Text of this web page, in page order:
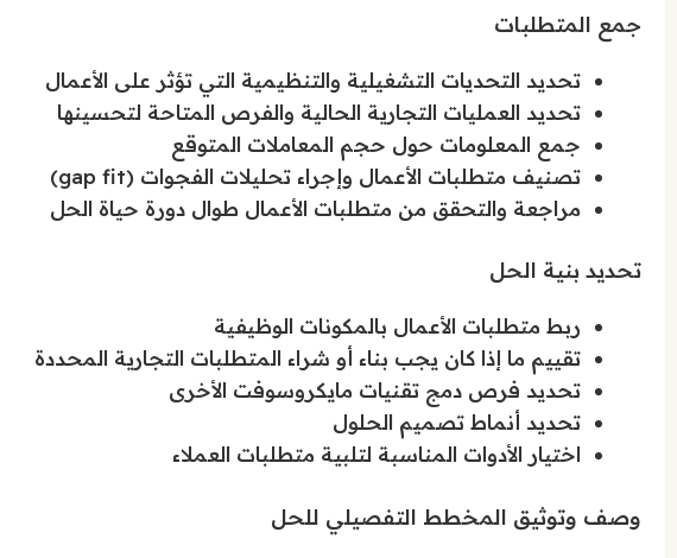
جمع المتطلبات
تحديد التحديات التشغيلية والتنظيمية التي تؤثر على الأعمال
تحديد العمليات التجارية الحالية والفرص المتاحة لتحسينها
جمع المعلومات حول حجم المعاملات المتوقع
تصنيف متطلبات الأعمال وإجراء تحليلات الفجوات (gap fit)
مراجعة والتحقق من متطلبات الأعمال طوال دورة حياة الحل
تحديد بنية الحل
ربط متطلبات الأعمال بالمكونات الوظيفية
تقييم ما إذا كان يجب بناء أو شراء المتطلبات التجارية المحددة
تحديد فرص دمج تقنيات مايكروسوفت الأخرى
تحديد أنماط تصميم الحلول
اختيار الأدوات المناسبة لتلبية متطلبات العملاء
وصف وتوثيق المخطط التفصيلي للحل